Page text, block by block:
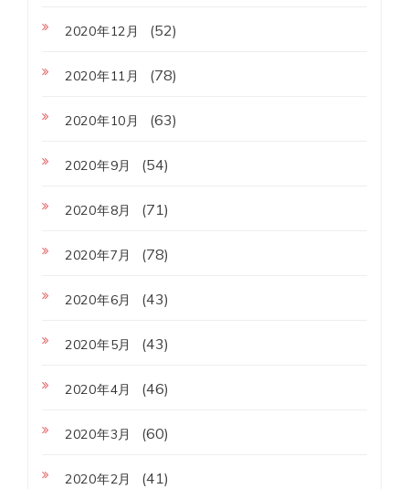
2020年12月 (52)
2020年11月 (78)
2020年10月 (63)
2020年9月 (54)
2020年8月 (71)
2020年7月 (78)
2020年6月 (43)
2020年5月 (43)
2020年4月 (46)
2020年3月 (60)
2020年2月 (41)